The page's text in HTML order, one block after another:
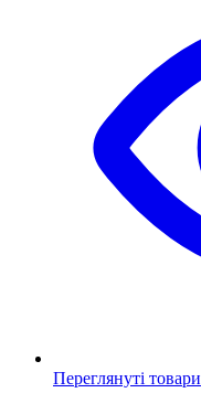
Переглянуті товари